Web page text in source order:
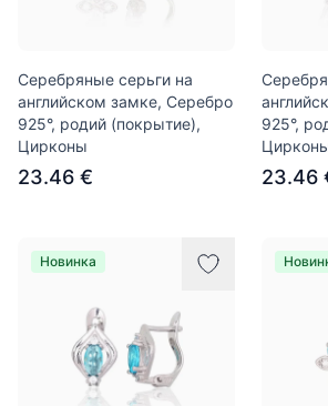
Серебряные серьги на
английском замке, Серебро
925°, родий (покрытие),
Цирконы
23.46 €
925°,
23.46
Новинка